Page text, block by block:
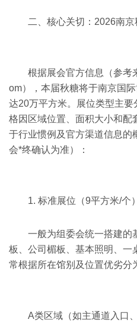
二、核心关切：2026南
根据展会官方信息（参考
om），本届秋糖将于南京国
达20万平方米。展位类型主
格因区域位置、面积大小和配
于行业惯例及官方渠道信息的
会*终确认为准）：
1. 标准展位（9平方米/个）
一般为组委会统一搭建的
板、公司楣板、基本照明、一
常根据所在馆别及位置优劣分
A类区域（如主通道入口